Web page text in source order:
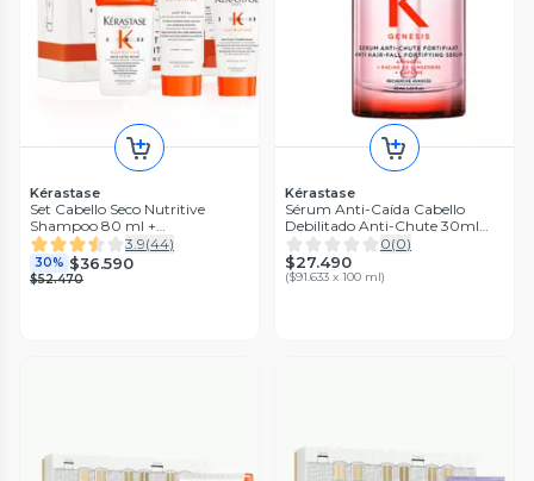
Kérastase
Set Cabello Seco Nutritive
Shampoo 80 ml +
Acondicionador 75 ml + Crema
50 ml Kérastase
3.9(44)
30% $36.590
$52.470
Kérastase
Sérum Anti-Caída Cabello
Debilitado Anti-Chute 30ml
Genesis
0(0)
$27.490
($91.633 x 100 ml)